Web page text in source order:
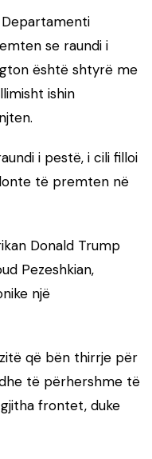
se raundi i
është shtyrë me
ishin
i pestë, i cili filloi
të premten në
Donald Trump
Pezeshkian,
një
që bën thirrje për
të përhershme të
frontet, duke